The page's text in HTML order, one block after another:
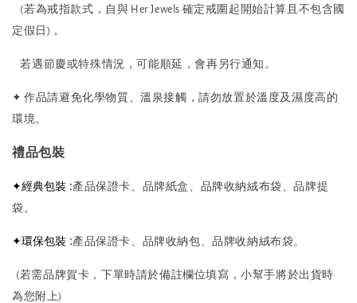
(若為戒指款式，自與 Her Jewels 確定戒圍起開始計算且不包含國
定假日)，
若遇節慶或特殊情況，可能順延，會再另行通知。
✦ 作品請避免化學物質、溫泉接觸，請勿放置於溫度及濕度高的
環境。
禮品包裝
✦經典包裝 :產品保證卡、品牌紙盒、品牌收納絨布袋、品牌提
袋。
✦環保包裝 :產品保證卡、品牌收納包、品牌收納絨布袋。
(若需品牌賀卡，下單時請於備註欄位填寫，小幫手將於出貨時
為您附上)